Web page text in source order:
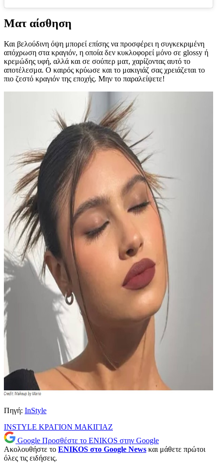
Ματ αίσθηση
Και βελούδινη όψη μπορεί επίσης να προσφέρει η συγκεκριμένη
απόχρωση στα κραγιόν, η οποία δεν κυκλοφορεί μόνο σε glossy ή
κρεμώδης υφή, αλλά και σε σούπερ ματ, χαρίζοντας αυτό το
αποτέλεσμα. Ο καιρός κρύωσε και το μακιγιάζ σας χρειάζεται το
πιο ζεστό κραγιόν της εποχής. Μην το παραλείψετε!
Πηγή: InStyle
INSTYLE ΚΡΑΓΙΟΝ ΜΑΚΙΓΙΑΖ
Google Προσθέστε το ENIKOS στην Google
Ακολουθήστε το ENIKOS στο Google News και μάθετε πρώτοι
όλες τις ειδήσεις.